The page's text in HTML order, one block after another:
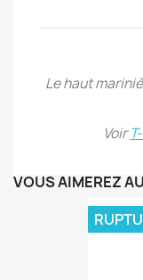
Le haut
Voir
VOUS AIMEREZ